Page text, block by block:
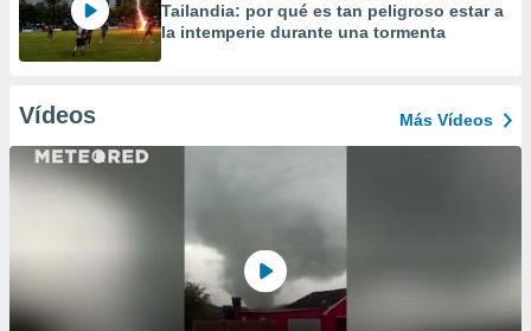
Tailandia: por qué es tan peligroso estar a
la intemperie durante una tormenta
Vídeos Más Vídeos